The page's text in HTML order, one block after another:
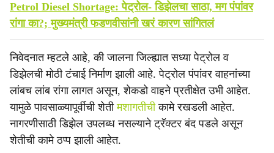
Petrol Diesel Shortage: पेट्रोल- डिझेलचा साठा, मग पंपांवर
रांगा का?; मुख्यमंत्री फडणवीसांनी खरं कारण सांगितलं
निवेदनात म्हटले आहे, की जालना जिल्ह्यात सध्या पेट्रोल व
डिझेलची मोठी टंचाई निर्माण झाली आहे. पेट्रोल पंपांवर वाहनांच्या
लांबच लांब रांगा लागत असून, शेकडो वाहने प्रतीक्षेत उभी आहेत.
यामुळे पावसाळ्यापूर्वीची शेतीमशागतीचीकामे रखडली आहेत.
नागरणीसाठी डिझेल उपलब्ध नसल्याने ट्रॅक्टर बंद पडले असून
शेतीची कामे ठप्प झाली आहेत.